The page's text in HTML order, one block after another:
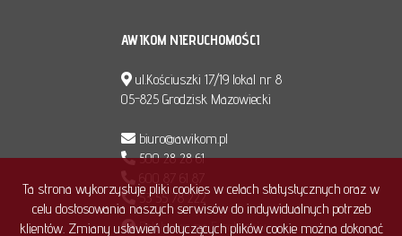
AWIKOM NIERUCHOMOŚCI
ul.Kościuszki 17/19 lokal nr 8
05-825 Grodzisk Mazowiecki
biuro@awikom.pl
500 28 28 61
53 55 78 222
Polub nas na Facebook'u
Ta strona wykorzystuje pliki cookies w celach statystycznych oraz w
celu dostosowania naszych serwisów do indywidualnych potrzeb
klientów. Zmiany ustawień dotyczących plików cookie można dokonać